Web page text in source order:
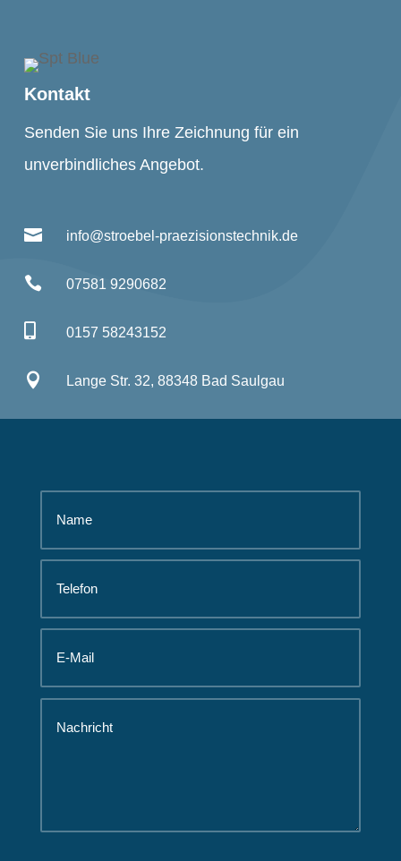
Kontakt
Senden Sie uns Ihre Zeichnung für ein
unverbindliches Angebot.
 info@stroebel-praezisionstechnik.de
 07581 9290682
 0157 58243152
 Lange Str. 32, 88348 Bad Saulgau